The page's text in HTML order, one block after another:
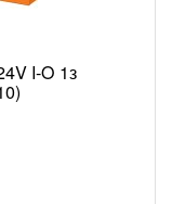
I-O 1з